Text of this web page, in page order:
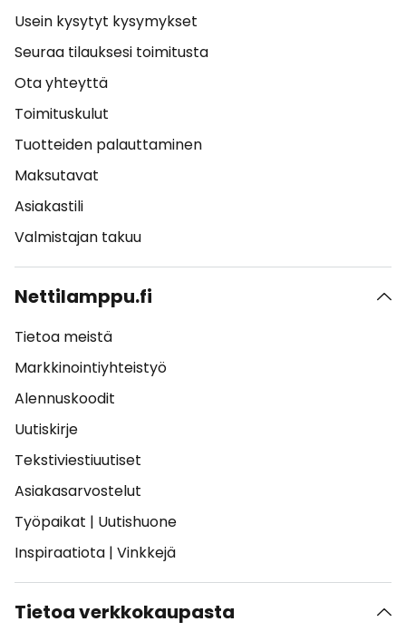
Usein kysytyt kysymykset
Seuraa tilauksesi toimitusta
Ota yhteyttä
Toimituskulut
Tuotteiden palauttaminen
Maksutavat
Asiakastili
Valmistajan takuu
Nettilamppu.fi
Tietoa meistä
Markkinointiyhteistyö
Alennuskoodit
Uutiskirje
Tekstiviestiuutiset
Asiakasarvostelut
Työpaikat | Uutishuone
Inspiraatiota | Vinkkejä
Tietoa verkkokaupasta